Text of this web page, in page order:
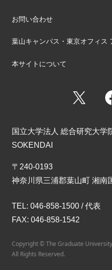
お問い合わせ
葉山キャンパス・東京オフィス
本サイトについて
国立大学法人 総合研究大学
SOKENDAI
〒240-0193
神奈川県三浦郡葉山町 湘南
TEL: 046-858-1500 / 代表
FAX: 046-858-1542
Copyright © The Graduate
All Rights Reserved.